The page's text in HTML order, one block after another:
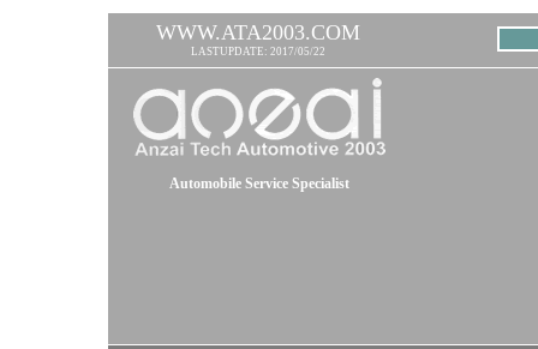
WWW.ATA2003.COM
LASTUPDATE: 2017/05/22
Automobile Service Specialist